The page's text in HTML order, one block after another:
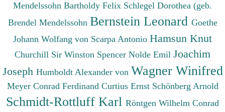
Mendelssohn Bartholdy Felix Schlegel Dorothea (geb.
Brendel Mendelssohn Bernstein Leonard Goethe
Johann Wolfang von Scarpa Antonio Hamsun Knut
Churchill Sir Winston Spencer Nolde Emil Joachim
Joseph Humboldt Alexander von Wagner Winifred
Meyer Conrad Ferdinand Curtius Ernst Schönberg Arnold
Schmidt-Rottluff Karl Röntgen Wilhelm Conrad